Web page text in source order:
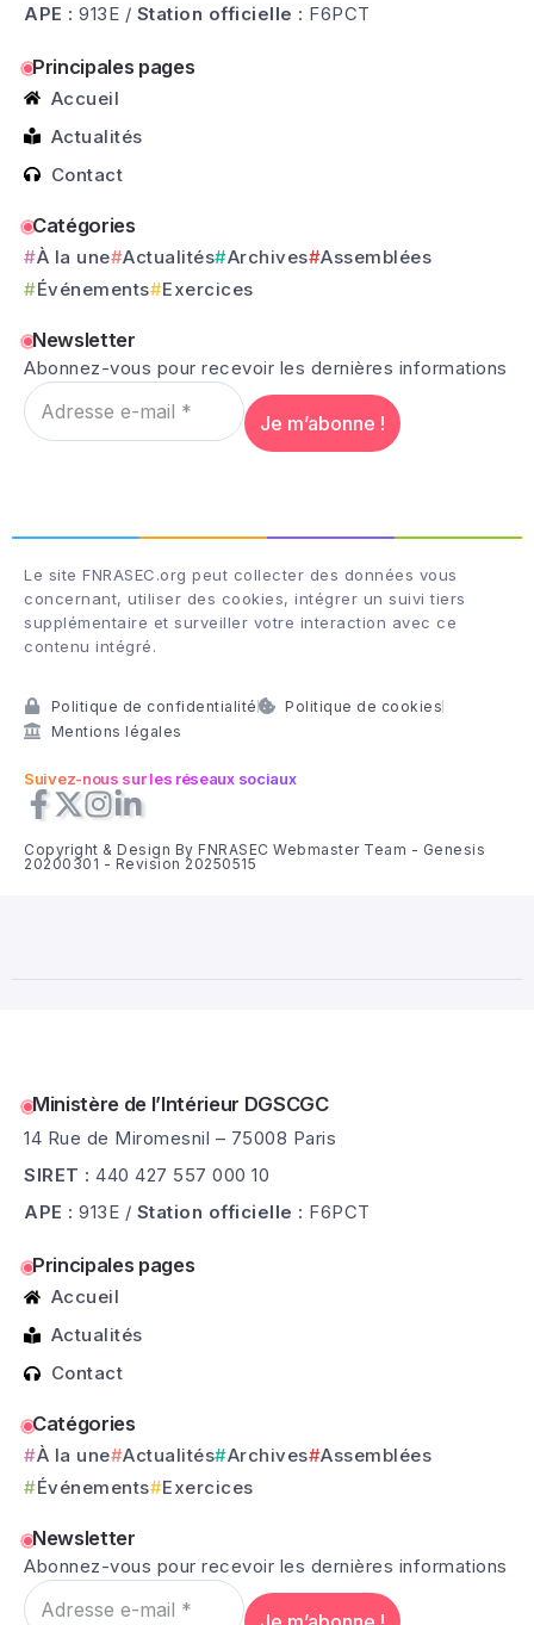
APE : 913E / Station officielle : F6PCT
Principales pages
Accueil
Actualités
Contact
Catégories
À la une Actualités Archives Assemblées
Événements
Exercices
Newsletter
Abonnez-vous pour recevoir les dernières informations
Le site FNRASEC.org peut collecter des données vous
concernant, utiliser des cookies, intégrer un suivi tiers
supplémentaire et surveiller votre interaction avec ce
contenu intégré.
Politique de confidentialité
Politique de cookies
Mentions légales
Suivez-nous sur les réseaux sociaux
Copyright & Design By FNRASEC Webmaster Team - Genesis
20200301 - Revision 20250515
Ministère de l’Intérieur DGSCGC
14 Rue de Miromesnil – 75008 Paris
SIRET : 440 427 557 000 10
APE : 913E / Station officielle : F6PCT
Principales pages
Accueil
Actualités
Contact
Catégories
À la une Actualités Archives Assemblées
Événements
Exercices
Newsletter
Abonnez-vous pour recevoir les dernières informations